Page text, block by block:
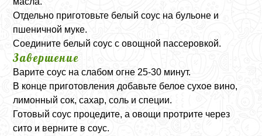
Отдельно приготовьте белый соус на бульоне и
пшеничной муке.
Соедините белый соус с овощной пассеровкой.
Завершение
Варите соус на слабом огне 25-30 минут.
В конце приготовления добавьте белое сухое вино,
лимонный сок, сахар, соль и специи.
Готовый соус процедите, а овощи протрите через
сито и верните в соус.